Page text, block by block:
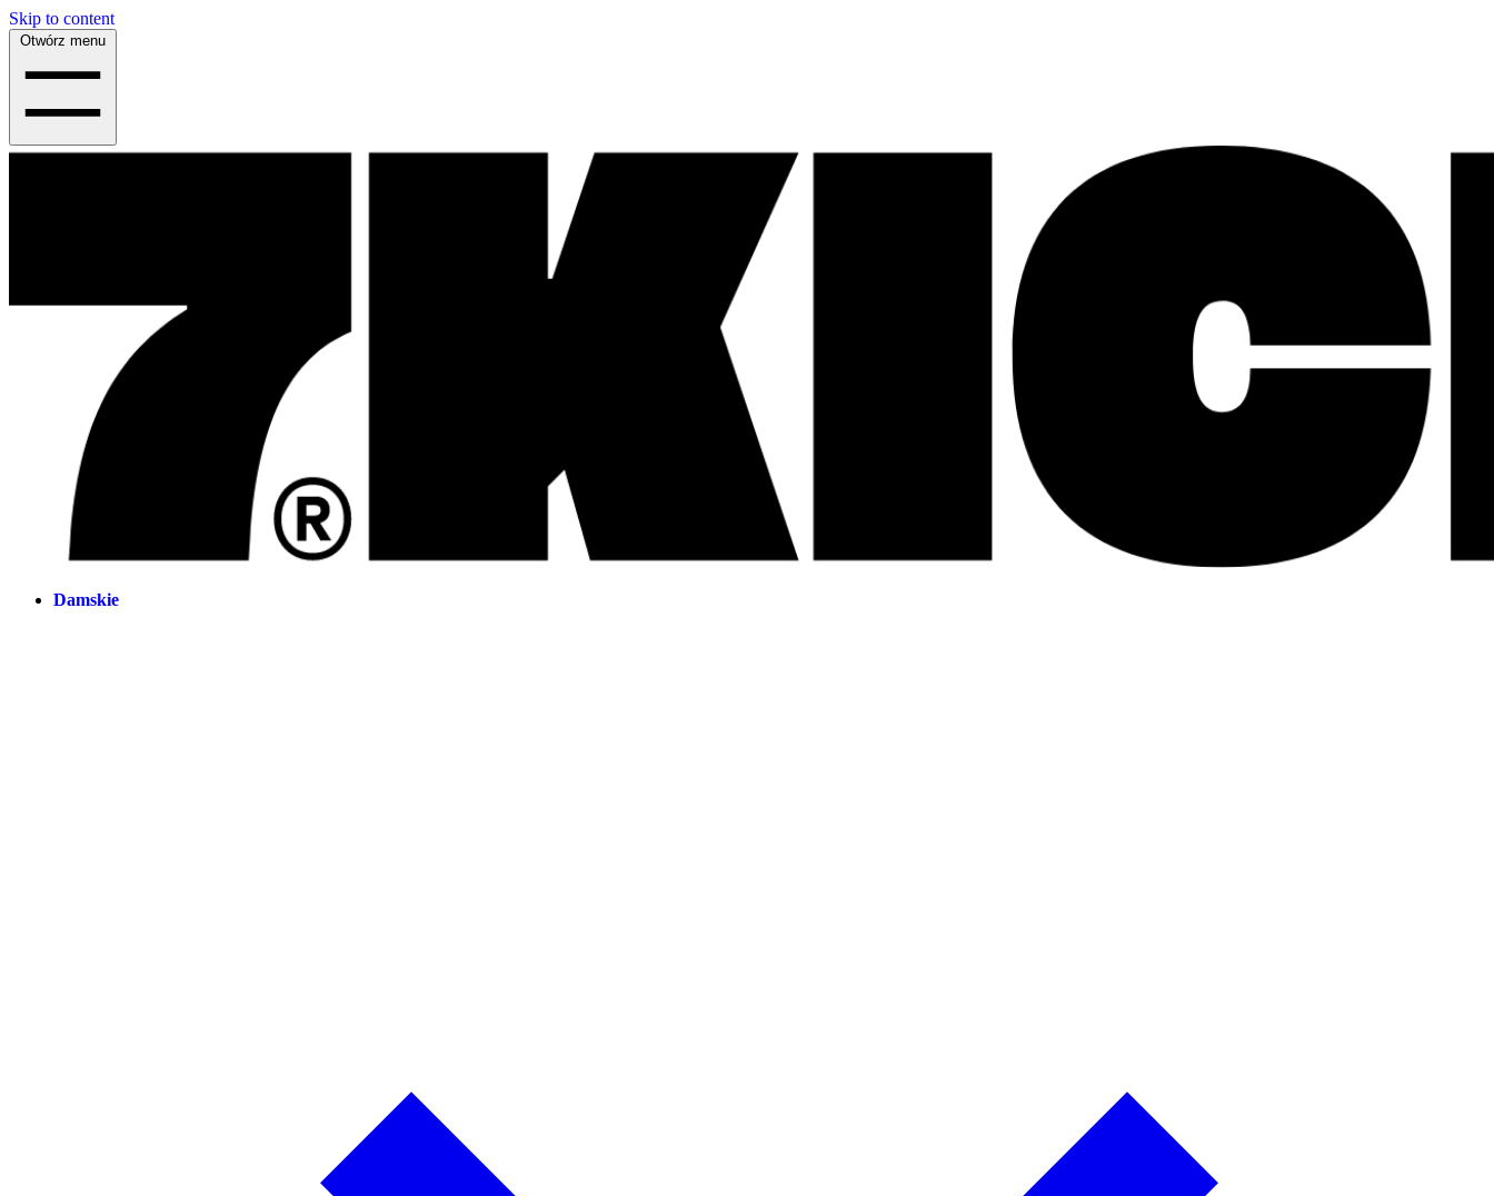
Skip to content
Otwórz menu
Damskie